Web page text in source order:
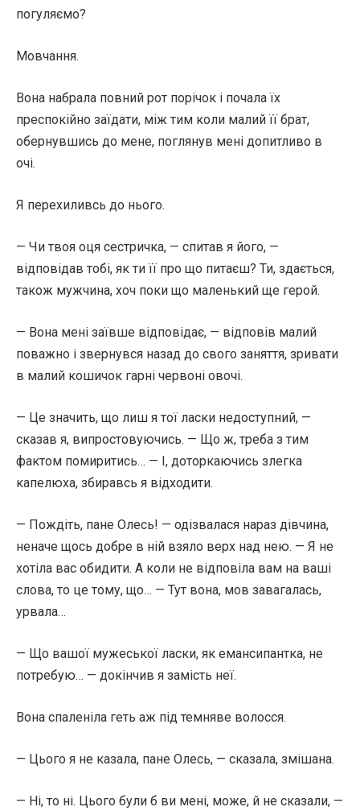
погуляємо?
Мовчання.
Вона набрала повний рот порічок і почала їх
преспокійно заїдати, між тим коли малий її брат,
обернувшись до мене, поглянув мені допитливо в
очі.
Я перехиливсь до нього.
— Чи твоя оця сестричка, — спитав я його, —
відповідав тобі, як ти її про що питаєш? Ти, здається,
також мужчина, хоч поки що маленький ще герой.
— Вона мені заївше відповідає, — відповів малий
поважно і звернувся назад до свого заняття, зривати
в малий кошичок гарні червоні овочі.
— Це значить, що лиш я тої ласки недоступний, —
сказав я, випростовуючись. — Що ж, треба з тим
фактом помиритись… — І, доторкаючись злегка
капелюха, збиравсь я відходити.
— Пождіть, пане Олесь! — одізвалася нараз дівчина,
неначе щось добре в ній взяло верх над нею. — Я не
хотіла вас обидити. А коли не відповіла вам на ваші
слова, то це тому, що… — Тут вона, мов завагалась,
урвала…
— Що вашої мужеської ласки, як емансипантка, не
потребую… — докінчив я замість неї.
Вона спаленіла геть аж під темняве волосся.
— Цього я не казала, пане Олесь, — сказала, змішана.
— Ні, то ні. Цього були б ви мені, може, й не сказали, —